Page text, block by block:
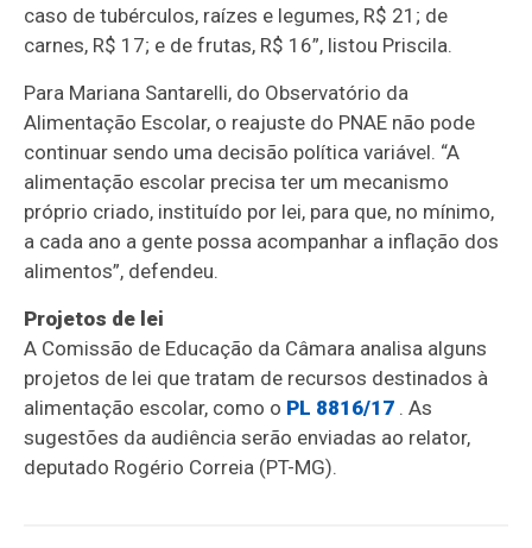
caso de tubérculos, raízes e legumes, R$ 21; de
carnes, R$ 17; e de frutas, R$ 16”, listou Priscila.
Para Mariana Santarelli, do Observatório da
Alimentação Escolar, o reajuste do PNAE não pode
continuar sendo uma decisão política variável. “A
alimentação escolar precisa ter um mecanismo
próprio criado, instituído por lei, para que, no mínimo,
a cada ano a gente possa acompanhar a inflação dos
alimentos”, defendeu.
Projetos de lei
A Comissão de Educação da Câmara analisa alguns
projetos de lei que tratam de recursos destinados à
alimentação escolar, como o PL 8816/17 . As
sugestões da audiência serão enviadas ao relator,
deputado Rogério Correia (PT-MG).